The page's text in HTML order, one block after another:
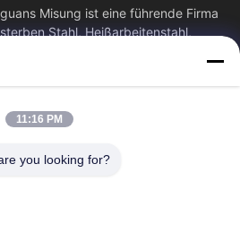
Misung ist eine führende Firma
Stahl, Heißarbeitenstahl,
Qualitätskontrolle
11:16 PM
you looking for?